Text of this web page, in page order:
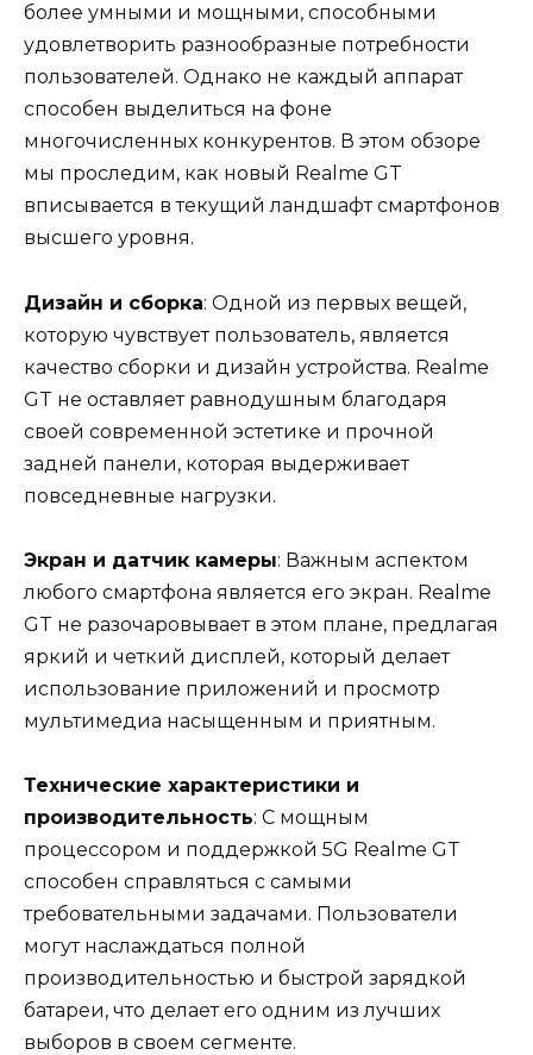
более умными и мощными, способными
удовлетворить разнообразные потребности
пользователей. Однако не каждый аппарат
способен выделиться на фоне
многочисленных конкурентов. В этом обзоре
мы проследим, как новый Realme GT
вписывается в текущий ландшафт смартфонов
высшего уровня.
Дизайн и сборка: Одной из первых вещей,
которую чувствует пользователь, является
качество сборки и дизайн устройства. Realme
GT не оставляет равнодушным благодаря
своей современной эстетике и прочной
задней панели, которая выдерживает
повседневные нагрузки.
Экран и датчик камеры: Важным аспектом
любого смартфона является его экран. Realme
GT не разочаровывает в этом плане, предлагая
яркий и четкий дисплей, который делает
использование приложений и просмотр
мультимедиа насыщенным и приятным.
Технические характеристики и
производительность: С мощным
процессором и поддержкой 5G Realme GT
способен справляться с самыми
требовательными задачами. Пользователи
могут наслаждаться полной
производительностью и быстрой зарядкой
батареи, что делает его одним из лучших
выборов в своем сегменте.